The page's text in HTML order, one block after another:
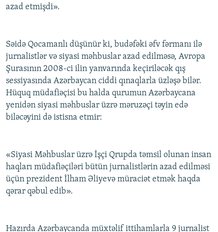
azad etmişdi».
Səidə Qocamanlı düşünür ki, budəfəki əfv fərmanı ilə
jurnalistlər və siyasi məhbuslar azad edilməsə, Avropa
Şurasının 2008-ci ilin yanvarında keçiriləcək qış
sessiyasında Azərbaycan ciddi qınaqlarla üzləşə bilər.
Hüquq müdafiəçisi bu halda qurumun Azərbaycana
yenidən siyasi məhbuslar üzrə məruzəçi təyin edə
biləcəyini də istisna etmir:
«Siyasi Məhbuslar üzrə İşçi Qrupda təmsil olunan insan
haqları müdafiəçiləri bütün jurnalistlərin azad edilməsi
üçün prezident İlham Əliyevə müraciət etmək haqda
qərar qəbul edib».
Hazırda Azərbaycanda müxtəlif ittihamlarla 9 jurnalist